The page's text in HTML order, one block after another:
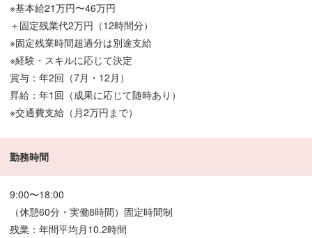
※基本給21万円〜46万円
＋固定残業代2万円（12時間分）
※固定残業時間超過分は別途支給
※経験・スキルに応じて決定
賞与：年2回（7月・12月）
昇給：年1回（成果に応じて随時あり）
※交通費支給（月2万円まで）
勤務時間
9:00〜18:00
（休憩60分・実働8時間）固定時間制
残業：年間平均月10.2時間